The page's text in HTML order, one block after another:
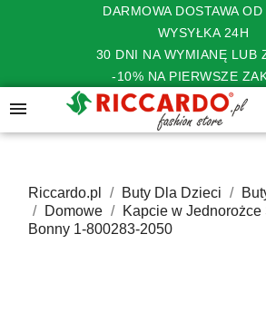
DARMOWA DOSTAWA OD
WYSYŁKA 24H
30 DNI NA WYMIANĘ LUB
-10% NA PIERWSZE

Riccardo.pl Buty Dla Dzieci
Domowe
Kapcie w
Bonny 1-800283-2050